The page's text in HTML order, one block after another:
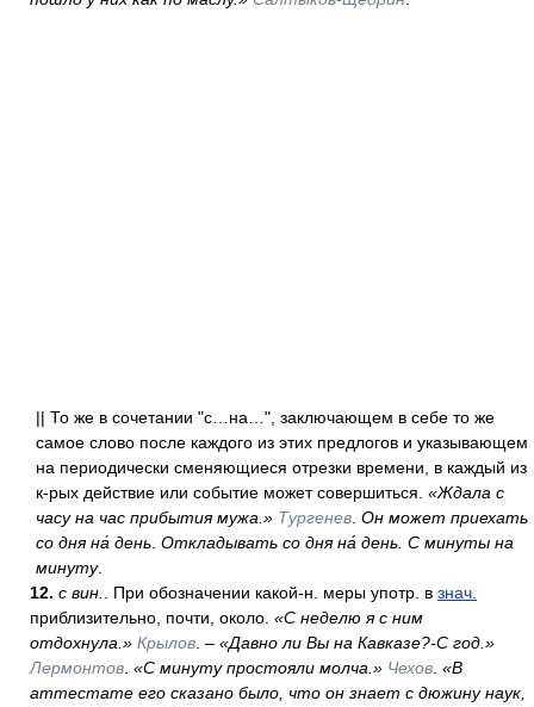
|| То же в сочетании "с…на…", заключающем в себе то же
самое слово после каждого из этих предлогов и указывающем
на периодически сменяющиеся отрезки времени, в каждый из
к-рых действие или событие может совершиться. «Ждала с
часу на час прибытия мужа.» Тургенев Он может приехать
со дня на́ день Откладывать со дня на́ день. С минуты на
минуту.
12. с вин. . При обозначении какой-н. меры употр. в знач.
приблизительно, почти, около. «С неделю я с ним
отдохнула.» Крылов . – «Давно ли Вы на Кавказе?-С год.»
Лермонтов «С минуту простояли молча.» Чехов «В
аттестате его сказано было, что он знает с дюжину наук,